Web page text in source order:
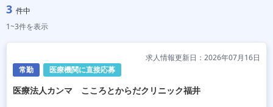
3 件中
1~3件を表示
常勤 医療機関に直接応募
求人情報更新日：2026年07月16日
医療法人カンマ こころとからだクリニック福井